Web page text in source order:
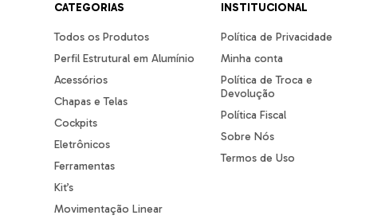
CATEGORIAS
Todos os Produtos
Perfil Estrutural em Alumínio
Acessórios
Chapas e Telas
Cockpits
Eletrônicos
Ferramentas
Kit’s
Movimentação Linear
INSTITUCIONAL
Política de Privacidade
Minha conta
Política de Troca e
Devolução
Política Fiscal
Sobre Nós
Termos de Uso